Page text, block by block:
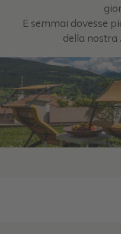
E semmai dovesse
della nostra